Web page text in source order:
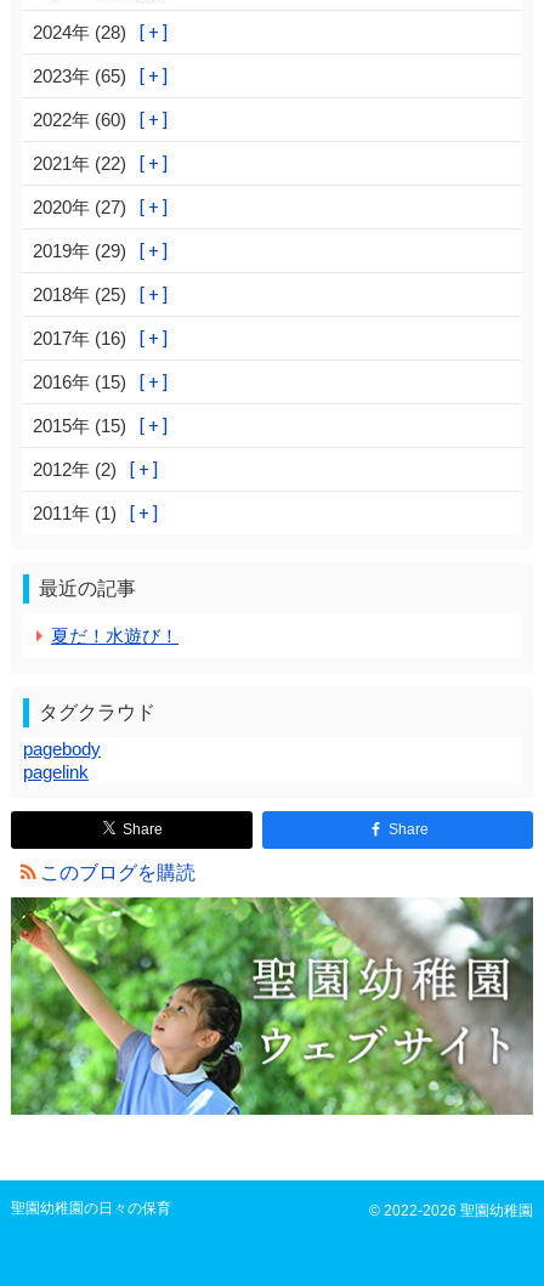
2024年 (28)
2023年 (65)
2022年 (60)
2021年 (22)
2020年 (27)
2019年 (29)
2018年 (25)
2017年 (16)
2016年 (15)
2015年 (15)
2012年 (2)
2011年 (1)
最近の記事
夏だ！水遊び！
タグクラウド
pagebody
pagelink
Share Share
このブログを購読
© 2022-2026 聖園幼稚園
聖園幼稚園の日々の保育